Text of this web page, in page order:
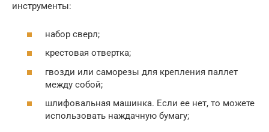
инструменты:
набор сверл;
крестовая отвертка;
гвозди или саморезы для крепления паллет
между собой;
шлифовальная машинка. Если ее нет, то можете
использовать наждачную бумагу;